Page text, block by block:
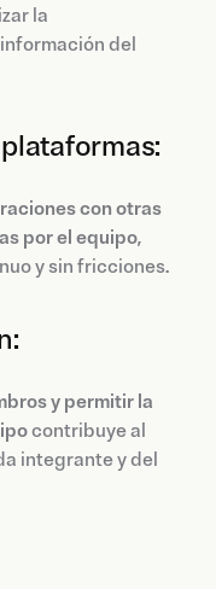
la
del
con otras
por el equipo,
y sin fricciones.
y permitir la
contribuye al
integrante y del